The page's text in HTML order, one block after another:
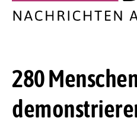
280